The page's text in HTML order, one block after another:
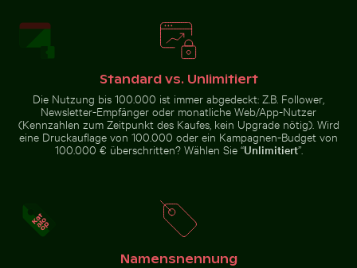
Verkehr am Ratchaprasong-
Kreuzung in Bangkok Luftaufnahme von Soufrière,
Küstenstadt mit Kirche und
Strand
Knospe einer Seerose zwischen Seerosenblättern im
Knospe einer Seerose zwischen
Seerosenblättern im Teich
Zwei Rotohrbülbüls auf
blauem Himmel
Schöne Sonnenuntergangswolken mit rosa Farbtönen
Standard vs. Unlimitiert
Die Nutzung bis 100.000 ist immer abgedeckt: Z.B. Follower,
Newsletter-Empfänger oder monatliche Web/App-Nutzer
(Kennzahlen zum Zeitpunkt des Kaufes, kein Upgrade nötig). Wird
eine Druckauflage von 100.000 oder ein Kampagnen-Budget von
100.000 € überschritten? Wählen Sie “Unlimitiert”.
Namensnennung